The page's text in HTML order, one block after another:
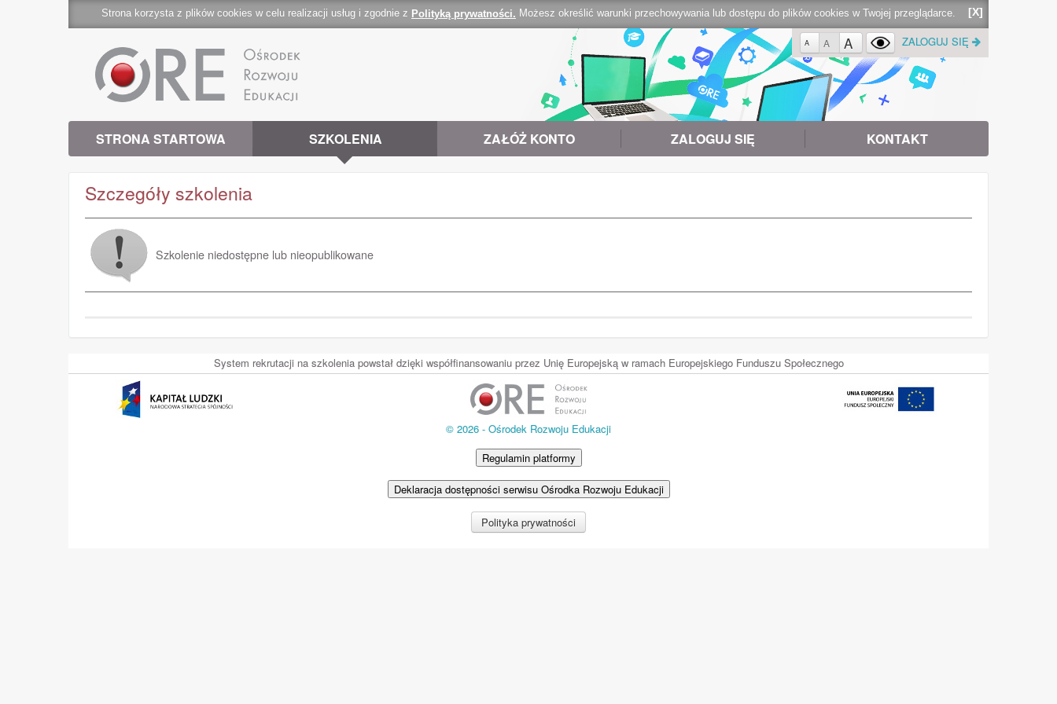
Strona korzysta z plików cookies w celu realizacji usług i zgodnie z Polityką prywatności. Możesz określić warunki przechowywania lub dostępu do plików cookies w Twojej przeglądarce. [X]
STRONA STARTOWA SZKOLENIA ZAŁÓŻ KONTO ZALOGUJ SIĘ KONTAKT
A A A ZALOGUJ SIĘ
Szczegóły szkolenia
Szkolenie niedostępne lub nieopublikowane
System rekrutacji na szkolenia powstał dzięki współfinansowaniu przez Unię Europejską w ramach Europejskiego Funduszu Społecznego
© 2026 - Ośrodek Rozwoju Edukacji
Regulamin platformy
Deklaracja dostępności serwisu Ośrodka Rozwoju Edukacji
Polityka prywatności